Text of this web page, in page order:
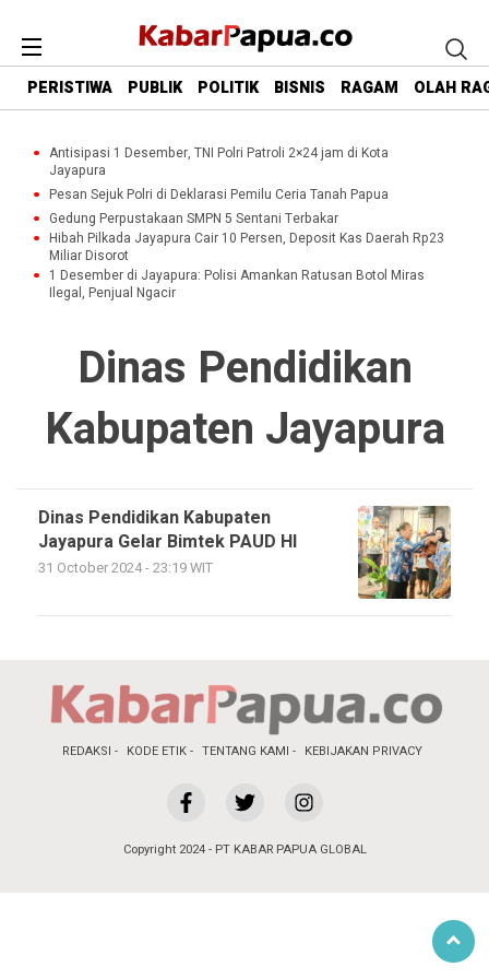
PERISTIWA PUBLIK POLITIK BISNIS RAGAM OLAH
Antisipasi 1 Desember, TNI Polri Patroli 2×24 jam di Kota
Jayapura
Pesan Sejuk Polri di Deklarasi Pemilu Ceria Tanah Papua
Gedung Perpustakaan SMPN 5 Sentani Terbakar
Hibah Pilkada Jayapura Cair 10 Persen, Deposit Kas Daerah Rp23
Miliar Disorot
1 Desember di Jayapura: Polisi Amankan Ratusan Botol Miras
Ilegal, Penjual Ngacir
Dinas Pendidikan
Kabupaten Jayapura
Dinas Pendidikan Kabupaten
Jayapura Gelar Bimtek PAUD HI
31 October 2024 - 23:19 WIT
REDAKSI KODE ETIK TENTANG KAMI KEBIJAKAN PRIVACY
Copyright 2024 - PT KABAR PAPUA GLOBAL